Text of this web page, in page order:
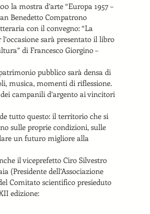
la mostra d’arte “Europa 1957 –
Benedetto Compatrono
con il convegno: “La
sarà presentato il libro
di Francesco Giorgino –
pubblico sarà densa di
musica, momenti di riflessione.
campanili d’argento ai vincitori
tutto questo: il territorio che si
sulle proprie condizioni, sulle
un futuro migliore alla
il viceprefetto Ciro Silvestro
(Presidente dell’Associazione
Comitato scientifico presieduto
edizione: